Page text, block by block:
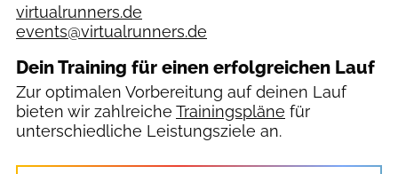
virtualrunners.de
events@virtualrunners.de
Dein Training für einen erfolgreichen Lauf
Zur optimalen Vorbereitung auf deinen Lauf
bieten wir zahlreiche Trainingspläne für
unterschiedliche Leistungsziele an.